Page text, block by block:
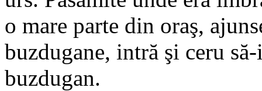
o mare parte din oraş,
buzdugane, intră şi ceru
buzdugan.